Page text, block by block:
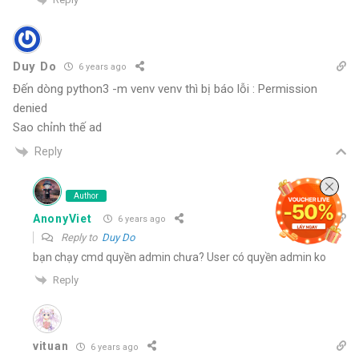
Duy Do 6 years ago
Đến dòng python3 -m venv venv thì bị báo lỗi : Permission
denied
Sao chỉnh thế ad
Reply
Author
AnonyViet 6 years ago
Reply to Duy Do
bạn chạy cmd quyền admin chưa? User có quyền admin ko
Reply
vituan 6 years ago